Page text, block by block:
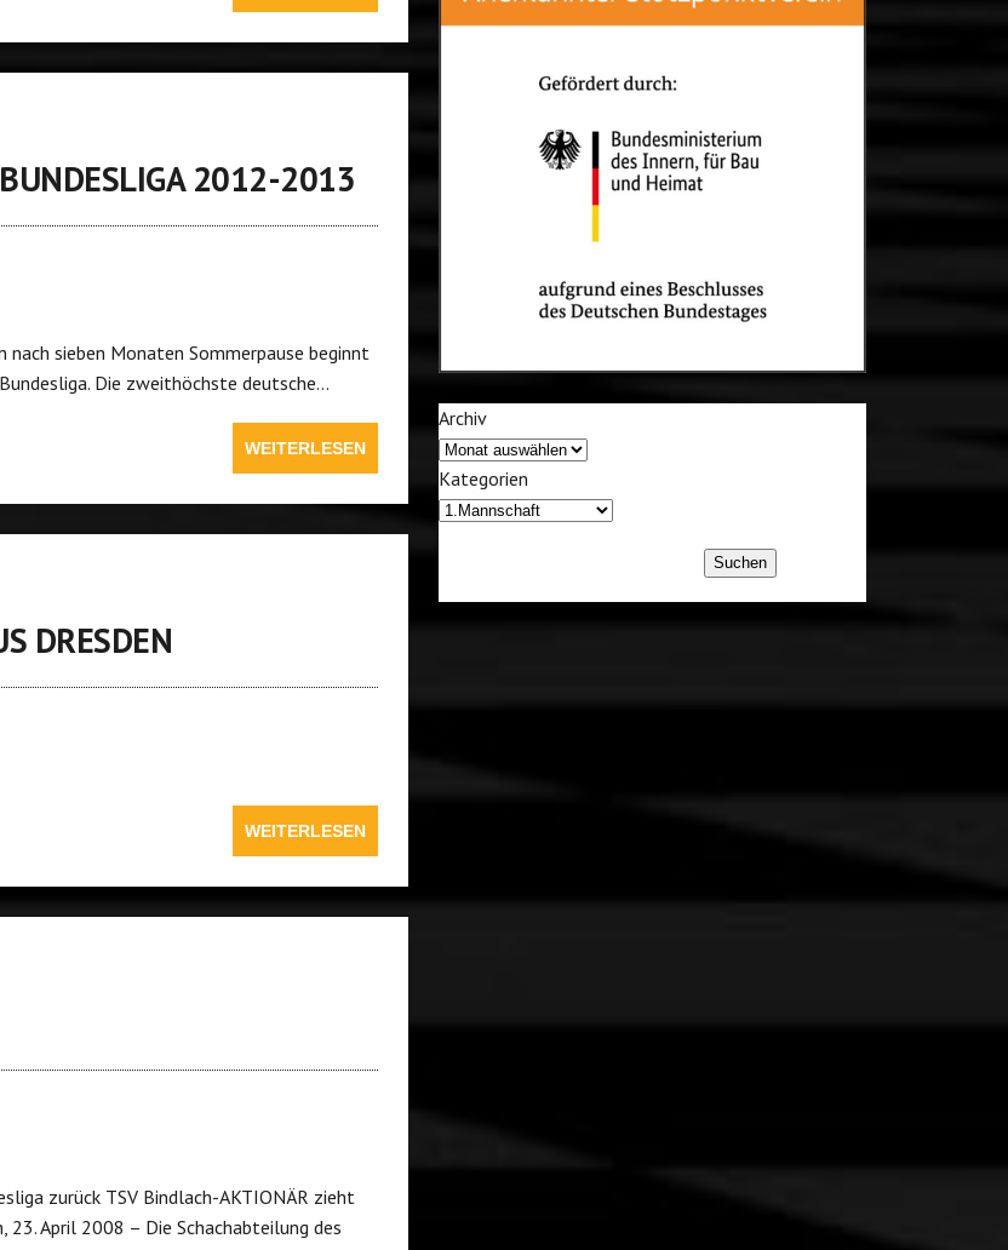
2012-2013
sieben Monaten Sommerpause beginnt
Die zweithöchste deutsche…
WEITERLESEN
DRESDEN
WEITERLESEN
zurück TSV Bindlach-AKTIONÄR zieht
23. April 2008 – Die Schachabteilung des
Archiv
Kategorien
Suchen